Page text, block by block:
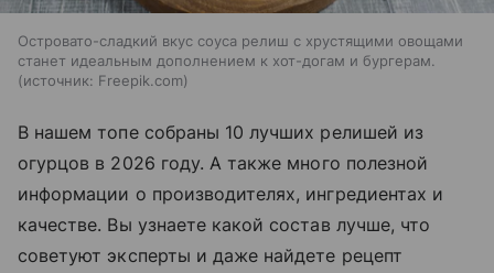
Островато-сладкий вкус соуса релиш с хрустящими овощами
станет идеальным дополнением к хот-догам и бургерам.
источник: Freepik.com
В нашем топе собраны 10 лучших релишей из
огурцов в 2026 году. А также много полезной
информации о производителях, ингредиентах и
качестве. Вы узнаете какой состав лучше, что
советуют эксперты и даже найдете рецепт